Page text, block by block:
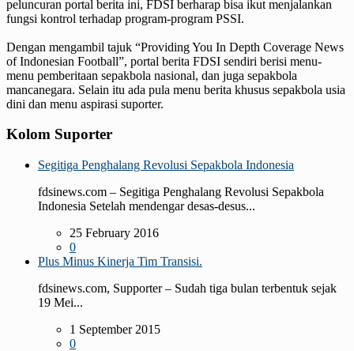
peluncuran portal berita ini, FDSI berharap bisa ikut menjalankan
fungsi kontrol terhadap program-program PSSI.
Dengan mengambil tajuk “Providing You In Depth Coverage News
of Indonesian Football”, portal berita FDSI sendiri berisi menu-
menu pemberitaan sepakbola nasional, dan juga sepakbola
mancanegara. Selain itu ada pula menu berita khusus sepakbola usia
dini dan menu aspirasi suporter.
Kolom Suporter
Segitiga Penghalang Revolusi Sepakbola Indonesia
fdsinews.com – Segitiga Penghalang Revolusi Sepakbola
Indonesia Setelah mendengar desas-desus...
25 February 2016
0
Plus Minus Kinerja Tim Transisi.
fdsinews.com, Supporter – Sudah tiga bulan terbentuk sejak
19 Mei...
1 September 2015
0